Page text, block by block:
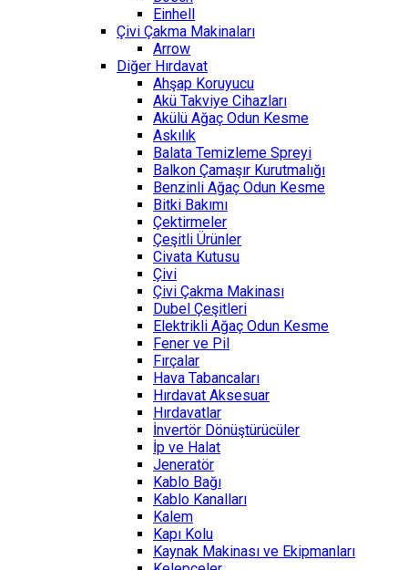
Einhell
Çivi Çakma Makinaları
Arrow
Diğer Hırdavat
Ahşap Koruyucu
Akü Takviye Cihazları
Akülü Ağaç Odun Kesme
Askılık
Balata Temizleme Spreyi
Balkon Çamaşır Kurutmalığı
Benzinli Ağaç Odun Kesme
Bitki Bakımı
Çektirmeler
Çeşitli Ürünler
Civata Kutusu
Çivi
Çivi Çakma Makinası
Dubel Çeşitleri
Elektrikli Ağaç Odun Kesme
Fener ve Pil
Fırçalar
Hava Tabancaları
Hırdavat Aksesuar
Hırdavatlar
İnvertör Dönüştürücüler
İp ve Halat
Jeneratör
Kablo Bağı
Kablo Kanalları
Kalem
Kapı Kolu
Kaynak Makinası ve Ekipmanları